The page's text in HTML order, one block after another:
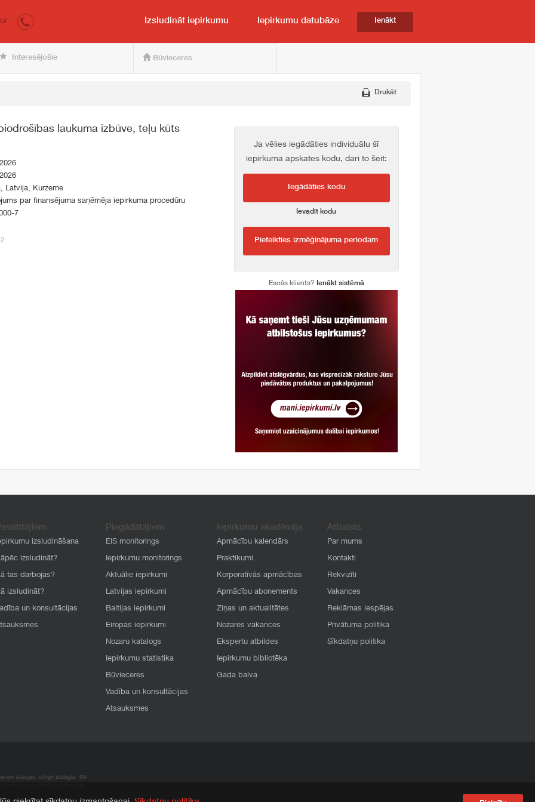
pircējam un pārdevējam
LV Izsludināt iepirkumu Iepirkumu datubāze Ienākt
Interesējošie Būvieceres
Drukāt
laukuma izbūve, teļu kūts
Latvija, Kurzeme
par finansējuma saņēmēja iepirkuma procedūru
7
Ja vēlies iegādāties individuālu šī
iepirkuma apskates kodu, dari to šeit:
Iegādāties kodu
Ievadīt kodu
Pieteikties izmēģinājuma periodam
Esošs klients? Ienākt sistēmā
izsludināšana
izsludināt?
tas darbojas?
izsludināt?
un konsultācijas
Piegādātājiem
EIS monitorings
Iepirkumu monitorings
Aktuālie iepirkumi
Latvijas iepirkumi
Baltijas iepirkumi
Eiropas iepirkumi
Nozaru katalogs
Iepirkumu statistika
Būvieceres
Vadība un konsultācijas
Atsauksmes
Iepirkumu akadēmija
Apmācību kalendārs
Praktikumi
Korporatīvās apmācības
Apmācību abonements
Ziņas un aktualitātes
Nozares vakances
Ekspertu atbildes
Iepirkumu bibliotēka
Gada balva
Atbalsts
Par mums
Kontakti
Rekvizīti
Vakances
Reklāmas iespējas
Privātuma politika
Sīkdatņu politika
atļaujas, stingri aizliegta. SIA